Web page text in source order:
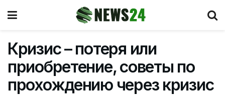
Кризис – потеря или
приобретение, советы по
прохождению через кризис